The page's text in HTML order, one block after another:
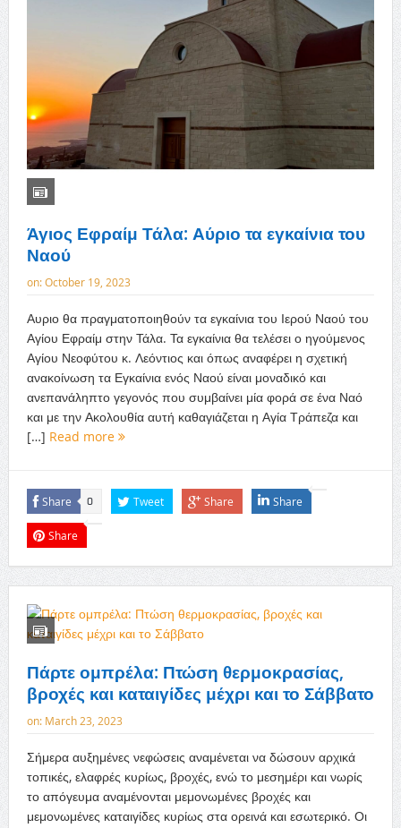
Άγιος Εφραίμ Τάλα: Αύριο τα εγκαίνια του
Ναού
on:October 19, 2023
Αυριο θα πραγματοποιηθούν τα εγκαίνια του Ιερού Ναού του
Αγίου Εφραίμ στην Τάλα. Τα εγκαίνια θα τελέσει ο ηγούμενος
Αγίου Νεοφύτου κ. Λεόντιος και όπως αναφέρει η σχετική
ανακοίνωση τα Εγκαίνια ενός Ναού είναι μοναδικό και
ανεπανάληπτο γεγονός που συμβαίνει μία φορά σε ένα Ναό
και με την Ακολουθία αυτή καθαγιάζεται η Αγία Τράπεζα και
[…] Read more
Share 0 Tweet Share Share
Share
Πάρτε ομπρέλα: Πτώση θερμοκρασίας,
βροχές και καταιγίδες μέχρι και το Σάββατο
on: March 23, 2023
Σήμερα αυξημένες νεφώσεις αναμένεται να δώσουν αρχικά
τοπικές, ελαφρές κυρίως, βροχές, ενώ το μεσημέρι και νωρίς
το απόγευμα αναμένονται μεμονωμένες βροχές και
μεμονωμένες καταιγίδες κυρίως στα ορεινά και εσωτερικό. Οι